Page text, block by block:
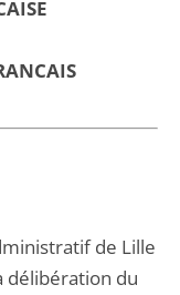
de Lille
délibération du